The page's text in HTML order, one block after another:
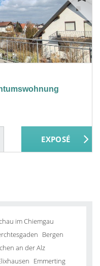
im Chiemgau
Bergen
an der Alz
Emmerting